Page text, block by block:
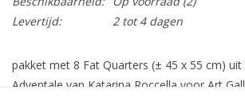
Levertijd:
2 tot 4 dagen
pakket met 8 Fat Quarters (± 45 x 55 cm) uit
Adventale van Katarina Roccella voor Art